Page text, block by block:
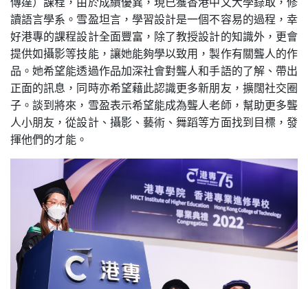
讀語言學系。雪盈坦言，學習設計是一個不容易的過程，幸
好港專的課程設計全面豐富，除了教授設計的知識外，更會
提供如攝影等技能，讓她能夠學以致用，製作有關聾人的作
品。她希望能透過作品加深社會對聾人和手語的了解、帶出
正面的訊息，同時亦希望藉此認識更多新朋友，擴闊社交圈
子。談到將來，雪盈表示希望能成為聾人老師，幫助更多聾
人小朋友，從設計、攝影、藝術、舞蹈等方面找到目標，發
揮他們的才能。